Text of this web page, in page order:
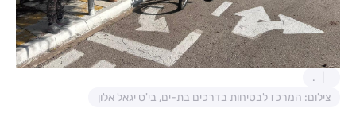
.
צילום: המרכז לבטיחות בדרכים בת-ים, בי'ס יגאל אלון